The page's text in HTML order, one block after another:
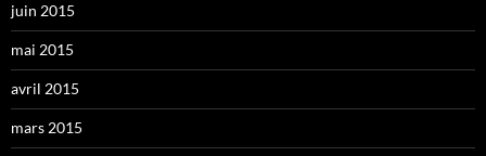
juin 2015
mai 2015
avril 2015
mars 2015